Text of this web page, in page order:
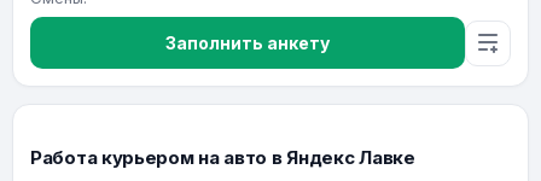
Заполнить анкету
Работа курьером на авто в Яндекс Лавке